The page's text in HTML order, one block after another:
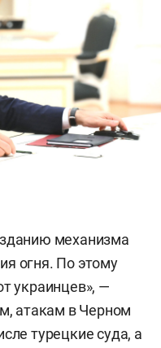
механизма
огня. По этому
украинцев», —
атакам в Черном
турецкие суда, а